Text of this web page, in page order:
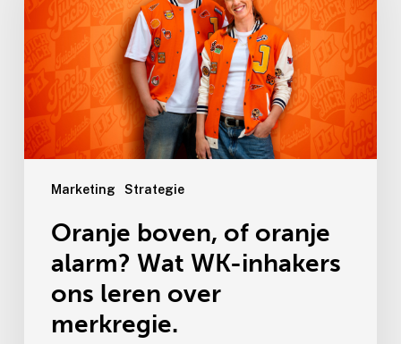
Marketing Strategie
alarm?
Wat
WK-
inhakers
ons
leren
over
merkregie.
Oranje boven, of oranje
alarm? Wat WK-inhakers
ons leren over
merkregie.